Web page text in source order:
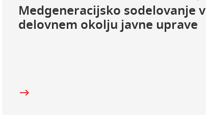
Medgeneracijsko sodelovanje v
delovnem okolju javne uprave